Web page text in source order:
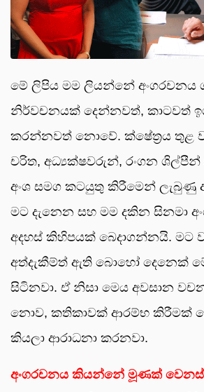
මේ ලිපිය මම ලියන්නේ අංගරචනය
නිර්වචනයක් දෙන්නවත්, කාටවත්
කරන්නවත් නොවේ. ක්ෂේත්‍රය තුළ
චරිත, අධ්‍යක්ෂවරුන්, රංගන
අංශ සමග කටයුතු කිරීමෙන් ලැබුණු
මට දැනෙන සහ මම දකින සිනමා
අදහස් කිහිපයක් බෙදාගන්නයි. මට
අත්දැකීම්ත් ඇති බොහෝ දෙනෙක්
සිටිනවා. ඒ නිසා මෙය අවසාන
නොව, කතිකාවක් ආරම්භ කිරීමක්
කියලා ආරාධනා කරනවා.
අංගරචනය කියන්නේ මූණක් වෙනස්